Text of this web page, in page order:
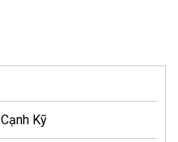
Cạnh Kỹ